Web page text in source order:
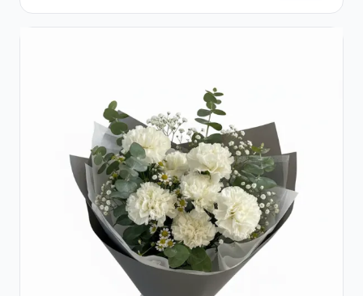
și Ciocolată Ferrero Rocher